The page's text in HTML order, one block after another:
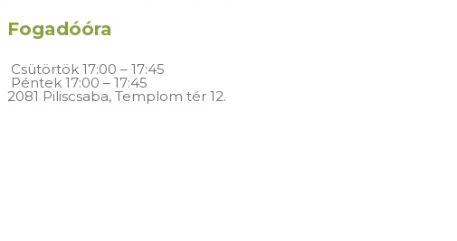
Fogadóóra
Csütörtök 17:00 – 17:45
Péntek 17:00 – 17:45
2081 Piliscsaba, Templom tér 12.